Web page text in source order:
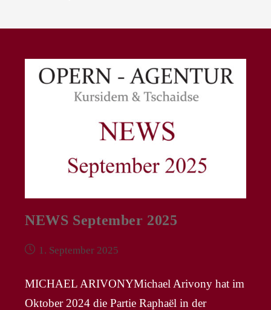
NEWS September 2025
Beitrag1. September 2025
MICHAEL ARIVONYMichael Arivony hat im
Oktober 2024 die Partie Raphaël in der